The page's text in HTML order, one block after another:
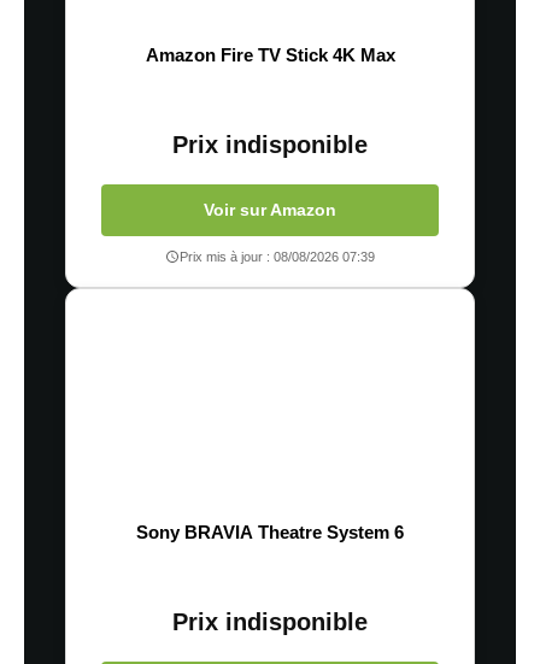
Amazon Fire TV Stick 4K Max
Prix indisponible
Voir sur Amazon
Prix mis à jour : 08/08/2026 07:39
Sony BRAVIA Theatre System 6
Prix indisponible